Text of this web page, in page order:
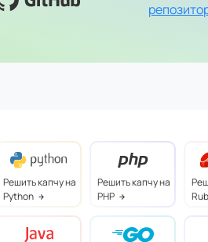
Решить капчу на
Python
Решить капчу на
PHP